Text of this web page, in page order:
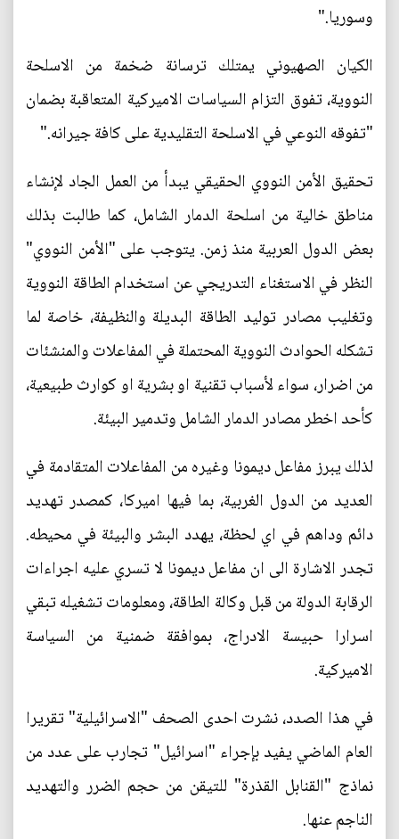
وسوريا."
الكيان الصهيوني يمتلك ترسانة ضخمة من الاسلحة
النووية، تفوق التزام السياسات الاميركية المتعاقبة بضمان
"تفوقه النوعي في الاسلحة التقليدية على كافة جيرانه."
تحقيق الأمن النووي الحقيقي يبدأ من العمل الجاد لإنشاء
مناطق خالية من اسلحة الدمار الشامل، كما طالبت بذلك
بعض الدول العربية منذ زمن. يتوجب على "الأمن النووي"
النظر في الاستغناء التدريجي عن استخدام الطاقة النووية
وتغليب مصادر توليد الطاقة البديلة والنظيفة، خاصة لما
تشكله الحوادث النووية المحتملة في المفاعلات والمنشئات
من اضرار، سواء لأسباب تقنية او بشرية او كوارث طبيعية،
كأحد اخطر مصادر الدمار الشامل وتدمير البيئة.
لذلك يبرز مفاعل ديمونا وغيره من المفاعلات المتقادمة في
العديد من الدول الغربية، بما فيها اميركا، كمصدر تهديد
دائم وداهم في اي لحظة، يهدد البشر والبيئة في محيطه.
تجدر الاشارة الى ان مفاعل ديمونا لا تسري عليه اجراءات
الرقابة الدولة من قبل وكالة الطاقة، ومعلومات تشغيله تبقي
اسرارا حبيسة الادراج، بموافقة ضمنية من السياسة
الاميركية.
في هذا الصدد، نشرت احدى الصحف "الاسرائيلية" تقريرا
العام الماضي يفيد بإجراء "اسرائيل" تجارب على عدد من
نماذج "القنابل القذرة" للتيقن من حجم الضرر والتهديد
الناجم عنها.